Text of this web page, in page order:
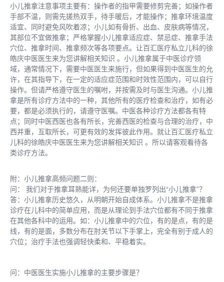
小儿推拿注意事项主要有：操作者的指甲需要修剪完善；如操作者
手部不温，则需先搓热双手，待手暖后，才能操作；推拿环境温度
适宜、同时避免风吹着凉；小儿如有骨折、出血、皮肤病等情况，
其部位不宜做推拿；严格掌握小儿推拿适应症、禁忌症、推拿手法
穴位、推拿时间、推拿频次等各项要点。让百汇医疗私立儿科的徐
皓庆中医医生来为您讲解相关知识 。小儿推拿属于中医诊疗领
域，通常情况下，需要中医医生来施行，但如果得到中医医生的允
许，在其指导下，在一定的适应症范围和时效性范围内，可以自行
操作。但请严格遵守医生的嘱咐，并按需及时与医生沟通。小儿推
拿是所有诊疗方法中的一种，其他所有的医疗检查和治疗，如有必
要，都是必须执行的，请遵守医嘱。中医各种诊疗方法都各有特
点；同时中医西医也各有所长，完善西医的检查与合理的治疗，中
西并重，互取所长，可更有效的发挥彼此作用。就让百汇医疗私立
儿科的徐皓庆中医医生来为您讲解相关知识 。所以请客观看待各
类诊疗方法。
附：小儿推拿高频问题二则：
问： 我们对于推拿耳熟能详，为何还要单独罗列出“小儿推拿”？
答：小儿推拿历史悠久，从明朝开始自成体系。小儿推拿不是推拿
诊疗在儿科中的简单应用，而是从理论到手法穴位都有不同于推拿
在其他各科中的运用。如：小儿推拿中的穴位，有的是点，有的是
线，有的是面，多数分布在肘关节以下手掌上，完全有别于成人的
穴位；治疗手法也强调轻快柔和、平稳着实。
问：中医医生实施小儿推拿的主要步骤是？